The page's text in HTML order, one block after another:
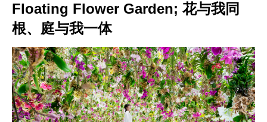
Floating Flower Garden; 花与我同
根、庭与我一体